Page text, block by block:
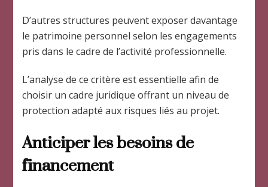
D’autres structures peuvent exposer davantage
le patrimoine personnel selon les engagements
pris dans le cadre de l’activité professionnelle.
L’analyse de ce critère est essentielle afin de
choisir un cadre juridique offrant un niveau de
protection adapté aux risques liés au projet.
Anticiper les besoins de
financement